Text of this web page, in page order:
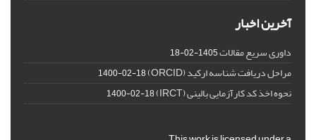
آخرین اخبار
داوری سریع مقالات1405-02-18
مراحل دریافت شناسه ارکید (ORCID) 1400-02-18
نحوه اخذ کد کارآزمایی بالینی (IRCT) 1400-02-18